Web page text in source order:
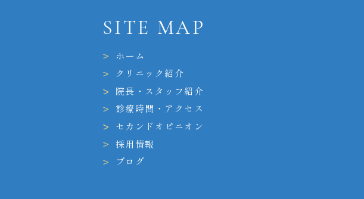
SITE MAP
ホーム
クリニック紹介
院長・スタッフ紹介
診療時間・アクセス
セカンドオピニオン
採用情報
ブログ